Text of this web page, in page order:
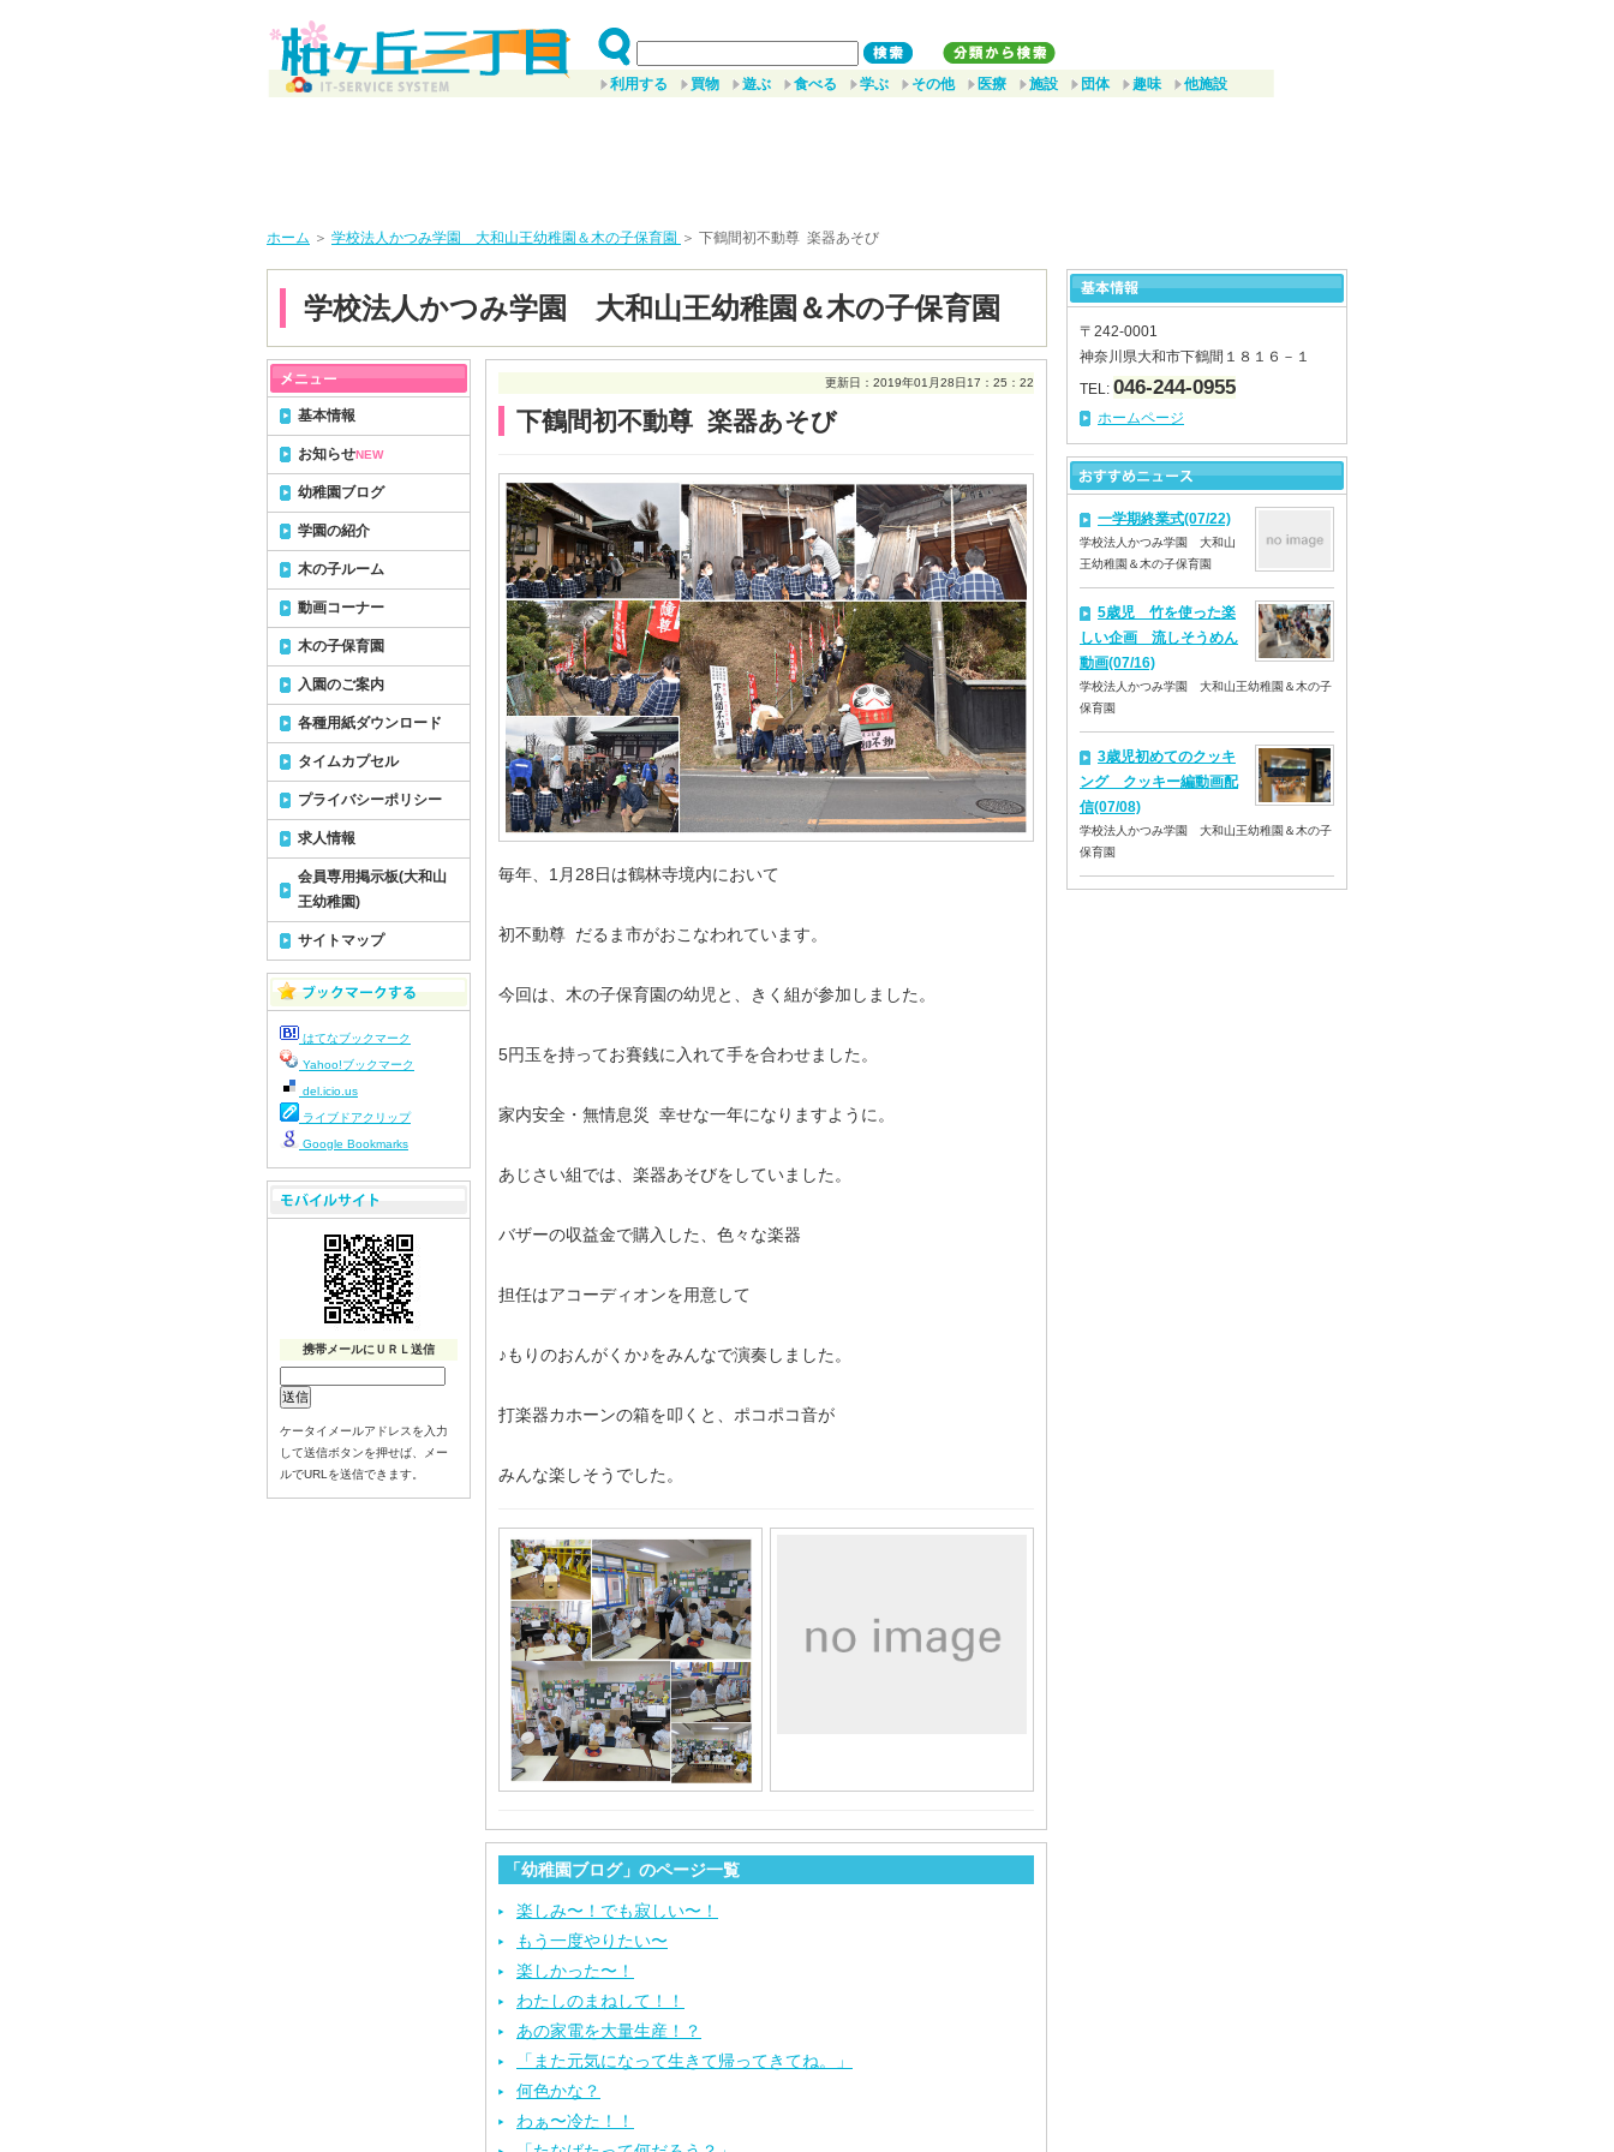
利用する 買物 遊ぶ 食べる 学ぶ その他 医療 施設 団体 趣味 他施設
ホーム ＞ 学校法人かつみ学園 大和山王幼稚園＆木の子保育園 ＞ 下鶴間初不動尊 楽器あそび
学校法人かつみ学園 大和山王幼稚園＆木の子保育園
更新日：2019年01月28日17：25：22
下鶴間初不動尊 楽器あそび
毎年、1月28日は鶴林寺境内において
初不動尊 だるま市がおこなわれています。
今回は、木の子保育園の幼児と、きく組が参加しました。
5円玉を持ってお賽銭に入れて手を合わせました。
家内安全・無情息災 幸せな一年になりますように。
あじさい組では、楽器あそびをしていました。
バザーの収益金で購入した、色々な楽器
担任はアコーディオンを用意して
♪もりのおんがくか♪をみんなで演奏しました。
打楽器カホーンの箱を叩くと、ポコポコ音が
みんな楽しそうでした。
「幼稚園ブログ」のページ一覧
楽しみ〜！でも寂しい〜！
もう一度やりたい〜
楽しかった〜！
わたしのまねして！！
あの家電を大量生産！？
「また元気になって生きて帰ってきてね。」
何色かな？
わぁ〜冷た！！
基本情報
お知らせNEW
幼稚園ブログ
学園の紹介
木の子ルーム
動画コーナー
木の子保育園
入園のご案内
各種用紙ダウンロード
タイムカプセル
プライバシーポリシー
求人情報
会員専用掲示板(大和山
王幼稚園)
サイトマップ
はてなブックマーク
Yahoo!ブックマーク
del.icio.us
ライブドアクリップ
Google Bookmarks
携帯メールにＵＲＬ送信
ケータイメールアドレスを入力
して送信ボタンを押せば、メー
ルでURLを送信できます。
〒242-0001
神奈川県大和市下鶴間１８１６－１
TEL: 046-244-0955
ホームページ
一学期終業式(07/22)
学校法人かつみ学園 大和山
王幼稚園＆木の子保育園
5歳児 竹を使った楽
しい企画 流しそうめん
動画(07/16)
学校法人かつみ学園 大和山王幼稚園＆木の子
保育園
3歳児初めてのクッキ
ング クッキー編動画配
信(07/08)
学校法人かつみ学園 大和山王幼稚園＆木の子
保育園